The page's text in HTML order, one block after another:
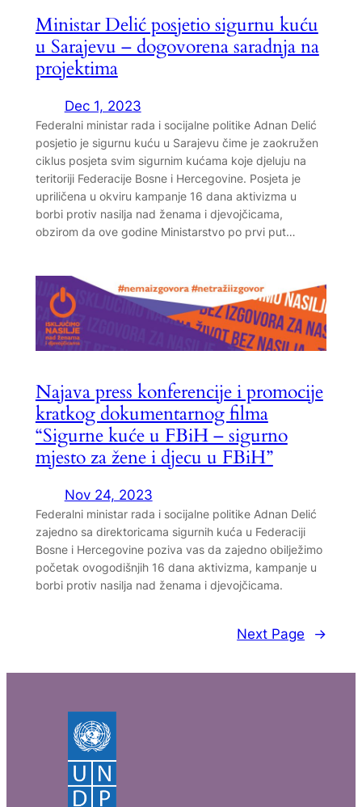
Ministar Delić posjetio sigurnu kuću
u Sarajevu – dogovorena saradnja na
projektima
Dec 1, 2023
Federalni ministar rada i socijalne politike Adnan Delić
posjetio je sigurnu kuću u Sarajevu čime je zaokružen
ciklus posjeta svim sigurnim kućama koje djeluju na
teritoriji Federacije Bosne i Hercegovine. Posjeta je
upriličena u okviru kampanje 16 dana aktivizma u
borbi protiv nasilja nad ženama i djevojčicama,
obzirom da ove godine Ministarstvo po prvi put…
Najava press konferencije i promocije
kratkog dokumentarnog filma
“Sigurne kuće u FBiH – sigurno
mjesto za žene i djecu u FBiH”
Nov 24, 2023
Federalni ministar rada i socijalne politike Adnan Delić
zajedno sa direktoricama sigurnih kuća u Federaciji
Bosne i Hercegovine poziva vas da zajedno obilježimo
početak ovogodišnjih 16 dana aktivizma, kampanje u
borbi protiv nasilja nad ženama i djevojčicama.
Next Page →